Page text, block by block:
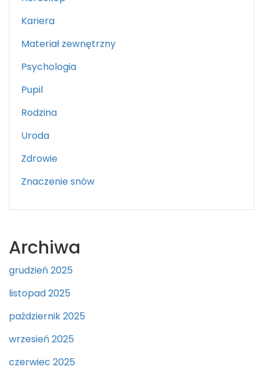
Kariera
Materiał zewnętrzny
Psychologia
Pupil
Rodzina
Uroda
Zdrowie
Znaczenie snów
Archiwa
grudzień 2025
listopad 2025
październik 2025
wrzesień 2025
czerwiec 2025